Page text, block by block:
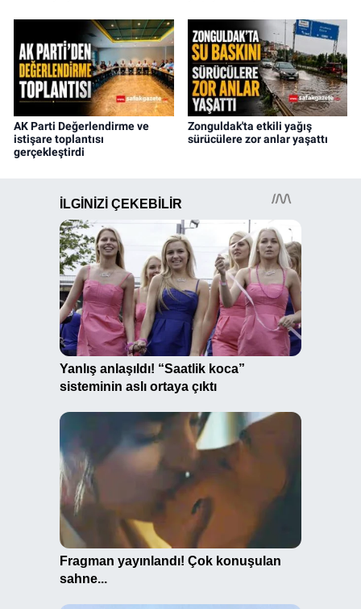
AK Parti Değerlendirme ve
istişare toplantısı
gerçekleştirdi
Zonguldak'ta etkili yağış
sürücülere zor anlar yaşattı